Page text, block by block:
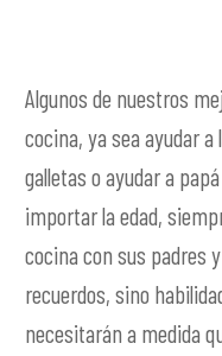
Algunos de nuestros
cocina, ya sea ayudar
galletas o ayudar a
importar la edad,
cocina con sus padres
recuerdos, sino
necesitarán a medida